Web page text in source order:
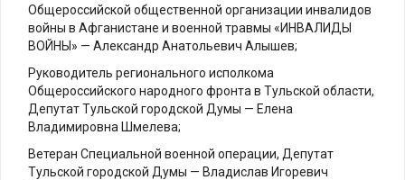
Общероссийской общественной организации инвалидов
войны в Афганистане и военной травмы «ИНВАЛИДЫ
ВОЙНЫ» — Александр Анатольевич Алышев;
Руководитель регионального исполкома
Общероссийского народного фронта в Тульской области,
Депутат Тульской городской Думы — Елена
Владимировна Шмелева;
Ветеран Специальной военной операции, Депутат
Тульской городской Думы — Владислав Игоревич